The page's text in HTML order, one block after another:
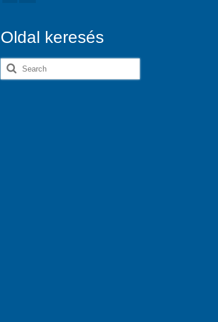
Oldal keresés
Search
for: